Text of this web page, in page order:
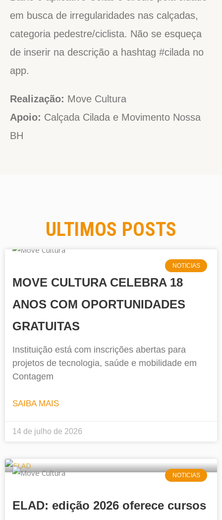
em busca de irregularidades nas calçadas,
categoria pedestre/ciclista. Não se esqueça
de inserir na descrição a hashtag #cilada no
app.
Realização: Move Cultura
Apoio: Calçada Cilada e Movimento Nossa
BH
ULTIMOS POSTS
NOTICIAS
MOVE CULTURA CELEBRA 18
ANOS COM OPORTUNIDADES
GRATUITAS
Instituição está com inscrições abertas para
projetos de tecnologia, saúde e mobilidade em
Contagem
SAIBA MAIS
14 de julho de 2026
NOTICIAS
ELAD: edição 2026 oferece cursos